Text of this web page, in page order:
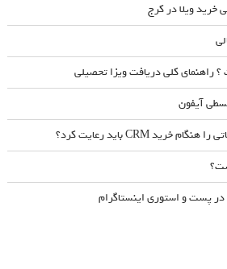
خرید ویلا در کرج
راهنمای کلی دریافت ویزا تحصیلی
آیفون
پست و استوری اینستاگرام